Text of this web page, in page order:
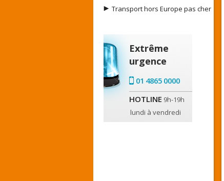
Transport hors Europe pas cher
Extrême
urgence
01 4865 0000
HOTLINE 9h-19h
lundi à vendredi